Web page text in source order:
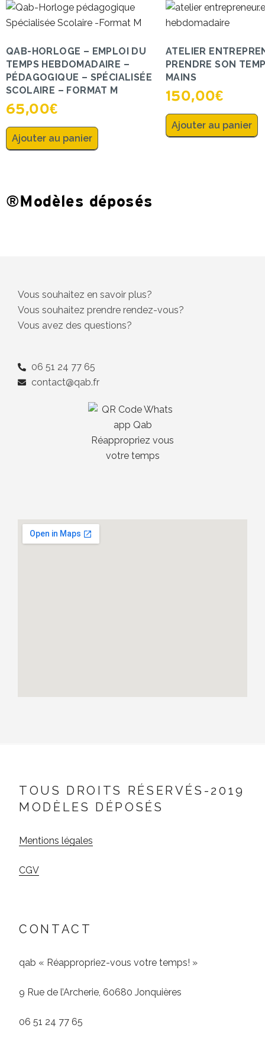
QAB-HORLOGE – EMPLOI DU
TEMPS HEBDOMADAIRE –
PÉDAGOGIQUE – SPÉCIALISÉE
SCOLAIRE – FORMAT M
65,00€
Ajouter au panier
ATELIER
PRENDRE SON
MAINS
150,00€
Ajouter au panier
®Modèles déposés
Vous souhaitez en savoir plus?
Vous souhaitez prendre rendez-vous?
Vous avez des questions?
06 51 24 77 65
contact@qab.fr
TOUS DROITS RÉSERVÉS-2019
MODÈLES DÉPOSÉS
Mentions légales
CGV
CONTACT
qab « Réappropriez-vous votre temps! »
9 Rue de l’Archerie, 60680 Jonquières
06 51 24 77 65